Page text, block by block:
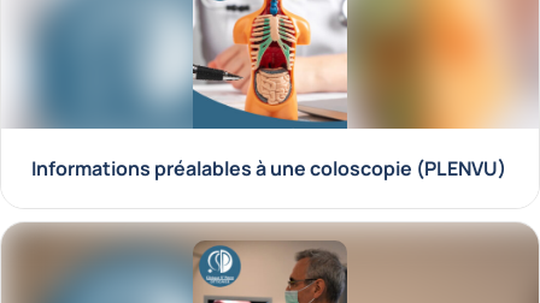
Informations préalables à une coloscopie (PLENVU)